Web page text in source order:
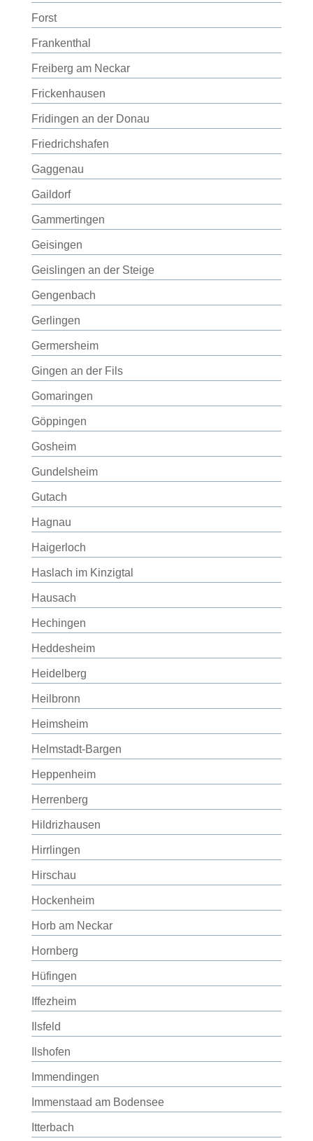
Forst
Frankenthal
Freiberg am Neckar
Frickenhausen
Fridingen an der Donau
Friedrichshafen
Gaggenau
Gaildorf
Gammertingen
Geisingen
Geislingen an der Steige
Gengenbach
Gerlingen
Germersheim
Gingen an der Fils
Gomaringen
Göppingen
Gosheim
Gundelsheim
Gutach
Hagnau
Haigerloch
Haslach im Kinzigtal
Hausach
Hechingen
Heddesheim
Heidelberg
Heilbronn
Heimsheim
Helmstadt-Bargen
Heppenheim
Herrenberg
Hildrizhausen
Hirrlingen
Hirschau
Hockenheim
Horb am Neckar
Hornberg
Hüfingen
Iffezheim
Ilsfeld
Ilshofen
Immendingen
Immenstaad am Bodensee
Itterbach